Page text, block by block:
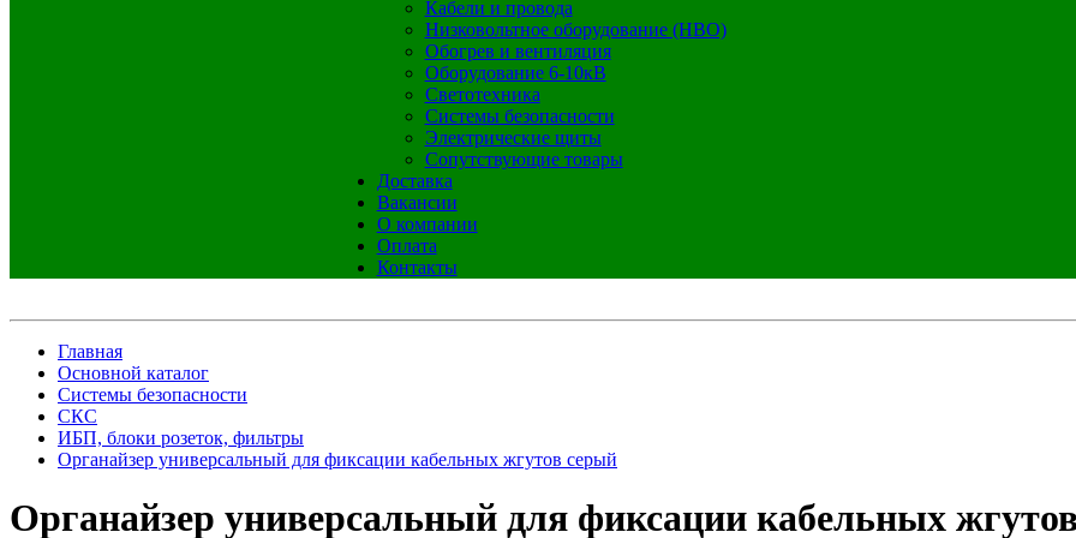
Кабели и провода
Низковольтное оборудование (НВО)
Обогрев и вентиляция
Оборудование 6-10кВ
Светотехника
Системы безопасности
Электрические щиты
Сопутствующие товары
Доставка
Вакансии
О компании
Оплата
Контакты
Главная
Основной каталог
Системы безопасности
СКС
ИБП, блоки розеток, фильтры
Органайзер универсальный для фиксации кабельных жгутов серый
Органайзер универсальный для фиксации кабельных